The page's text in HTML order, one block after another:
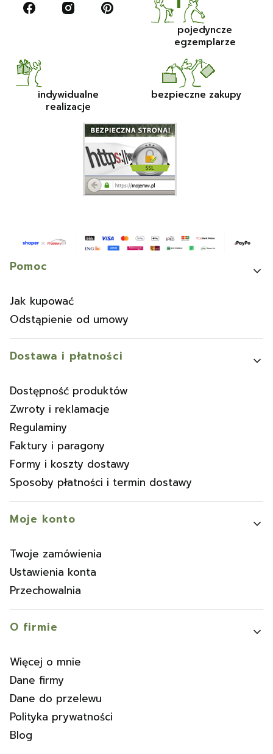
pojedyncze
egzemplarze
indywidualne
realizacje
bezpieczne zakupy
Linki w stopce
Pomoc
Jak kupować
Odstąpienie od umowy
Dostawa i płatności
Dostępność produktów
Zwroty i reklamacje
Regulaminy
Faktury i paragony
Formy i koszty dostawy
Sposoby płatności i termin dostawy
Moje konto
Twoje zamówienia
Ustawienia konta
Przechowalnia
O firmie
Więcej o mnie
Dane firmy
Dane do przelewu
Polityka prywatności
Blog